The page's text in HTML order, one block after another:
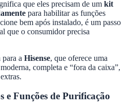
que eles precisam de um kit
para habilitar as funções
bem após instalado, é um passo
que o consumidor precisa
a Hisense, que oferece uma
completa e “fora da caixa”,
Funções de Purificação